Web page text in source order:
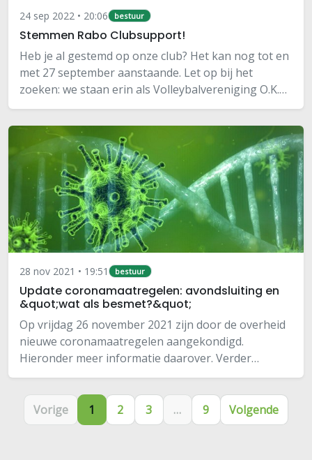
24 sep 2022 • 20:06 bestuur
Stemmen Rabo Clubsupport!
Heb je al gestemd op onze club? Het kan nog tot en
met 27 september aanstaande. Let op bij het
zoeken: we staan erin als Volleybalvereniging O.K.K.
'70. Dit is onze officiële verenigingsnaam, dus met
puntjes en een spatie voor de komma…
28 nov 2021 • 19:51 bestuur
Update coronamaatregelen: avondsluiting en
&quot;wat als besmet?&quot;
Op vrijdag 26 november 2021 zijn door de overheid
nieuwe coronamaatregelen aangekondigd.
Hieronder meer informatie daarover. Verder
informatie over wat te doen in geval van een
coronabesmetting binnen je team. De nieuwe
coronamaatregelen…
Vorige 1 2 3 … 9 Volgende